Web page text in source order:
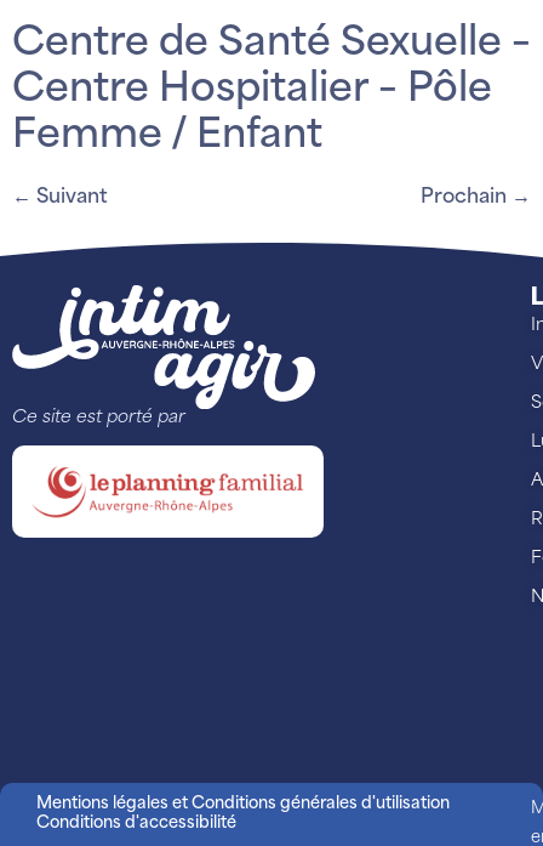
Centre de Santé Sexuelle –
Centre Hospitalier – Pôle
Femme / Enfant
← Suivant Prochain →
Ce site est porté par
Mentions légales et Conditions générales d'utilisation
Conditions d'accessibilité